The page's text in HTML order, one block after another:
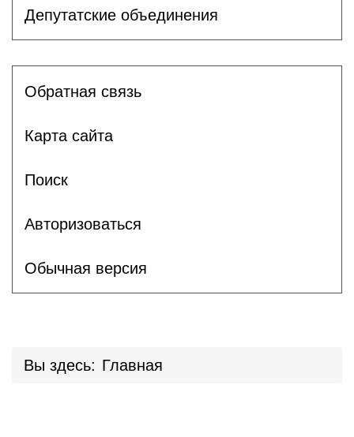
Депутатские объединения
Обратная связь
Карта сайта
Поиск
Авторизоваться
Обычная версия
Вы здесь: Главная